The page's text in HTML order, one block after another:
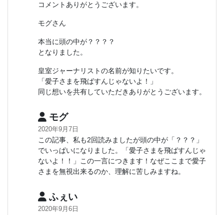
コメントありがとうございます。
モグさん
本当に頭の中が？？？？
となりました。
皇室ジャーナリストの名前が知りたいです。
「愛子さまを飛ばすんじゃないよ！」
同じ想いを共有していただきありがとうございます。
モグ
2020年9月7日
この記事、私も2回読みましたが頭の中が「？？？」
でいっぱいになりました。「愛子さまを飛ばすんじゃ
ないよ！！」この一言につきます！なぜここまで愛子
さまを無視出来るのか、理解に苦しみますね。
ふぇい
2020年9月6日